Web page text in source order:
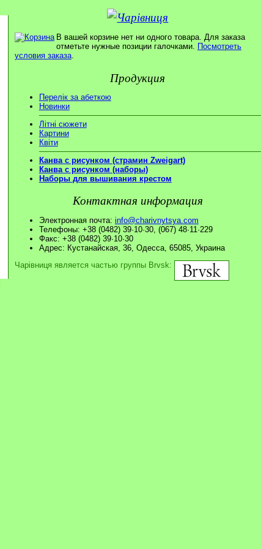
В вашей корзине нет ни одного товара. Для заказа
отметьте нужные позиции галочками. Посмотреть
условия заказа.
Продукция
Перелік за абеткою
Новинки
Літні сюжети
Картини
Квіти
Канва с рисунком (страмин Zweigart)
Канва с рисунком (наборы)
Наборы для вышивания крестом
Контактная информация
Электронная почта: info@charivnytsya.com
Телефоны: +38 (0482) 39·10·30, (067) 48·11·229
Факс: +38 (0482) 39·10·30
Адрес: Кустанайская, 36, Одесса, 65085, Украина
Чарівниця является частью группы Brvsk: